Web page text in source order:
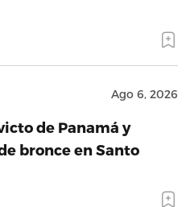
Ago 6, 2026
de Panamá y
bronce en Santo